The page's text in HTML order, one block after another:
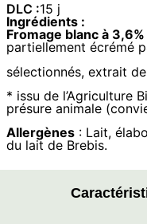
DLC :15 j
Ingrédients :
Fromage blanc à
partiellement écrémé
sélectionnés, extrait de
* issu de l’Agriculture
présure animale
Allergènes : Lait,
du lait de Brebis.